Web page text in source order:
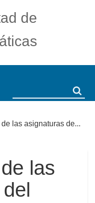
de
las asignaturas de...
las